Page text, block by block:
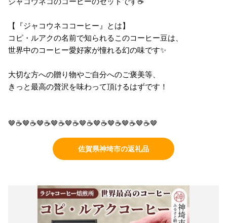
【『ジャコウネココーヒー』とは】
コピ・ルアクの名前で知られるこのコーヒー豆は、
世界中のコーヒー愛好家が憧れる幻の味です✨
大切な方への贈り物やご自分へのご褒美等、
きっと最高の贅沢を味わって頂けるはずです！
🤎☕🤎☕🤎☕🤎☕🤎☕🤎☕🤎☕🤎☕🤎☕🤎☕🤎
佐賀県神埼市の返礼品